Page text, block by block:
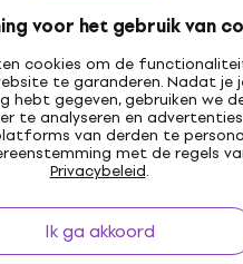
voor het gebruik van
cookies om de
te garanderen. Nadat je
hebt gegeven, gebruiken we
te analyseren en
van derden te
met de regels
Privacybeleid.
Ik ga akkoord
BE